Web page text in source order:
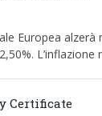
Europea
Certificate